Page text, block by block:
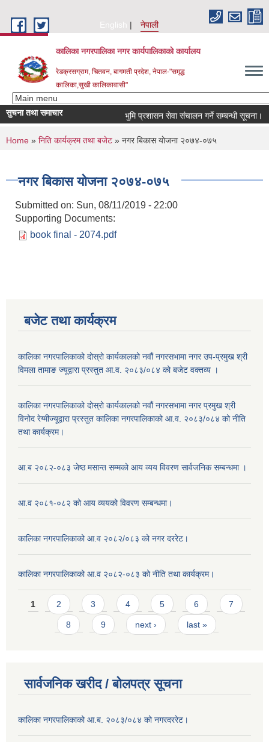
English
नेपाली
कालिका नगरपालिका नगर कार्यपालिकाकाे कार्यालय
रेडक्रसग्राम, चितवन, बागमती प्रदेश, नेपाल-"समृद्ध
कालिका,सुखी कालिकावासी"
सुचना तथा समाचार भुमि प्रशासन सेवा संचालन गर्ने सम्बन्धी सूचना।
You are here
Home » निति कार्यक्रम तथा बजेट » नगर बिकास याेजना २०७४-०७५
नगर बिकास याेजना २०७४-०७५
Submitted on: Sun, 08/11/2019 - 22:00
Supporting Documents:
book final - 2074.pdf
बजेट तथा कार्यक्रम
कालिका नगरपालिकाको दोस्रो कार्यकालको नवौं नगरसभामा नगर उप-प्रमुख श्री
विमला तामाङ ज्यूद्वारा प्रस्तुत आ.व. २०८३/०८४ को बजेट वक्तव्य ।
कालिका नगरपालिकाको दोस्रो कार्यकालको नवौं नगरसभामा नगर प्रमुख श्री
विनोद रेग्मीज्यूद्वारा प्रस्तुत कालिका नगरपालिकाको आ.व. २०८३/०८४ को नीति
तथा कार्यक्रम।
आ.ब २०८२-०८३ जेष्ठ मसान्त सम्मको आय व्यय विवरण सार्वजनिक सम्बन्धमा ।
आ.व २०८१-०८२ को आय व्ययको विवरण सम्बन्धमा।
कालिका नगरपालिकाको आ.व २०८२/०८३ को नगर दररेट।
कालिका नगरपालिकाको आ.व २०८२-०८३ को नीति तथा कार्यक्रम।
Pages
1 2 3 4 5 6 7
8 9 next › last »
सार्वजनिक खरीद / बाेलपत्र सूचना
कालिका नगरपालिकाको आ.ब. २०८३/०८४ को नगरदररेट।